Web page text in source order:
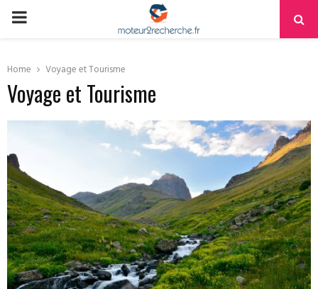
PRIMARY
Home Voyage et Tourisme
Voyage et Tourisme